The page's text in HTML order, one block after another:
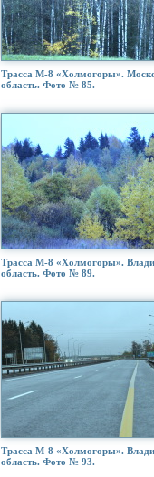
Трасса М-8 «Холмогоры».
область. Фото № 85.
Трасса М-8 «Холмогоры».
область. Фото № 89.
Трасса М-8 «Холмогоры».
область. Фото № 93.